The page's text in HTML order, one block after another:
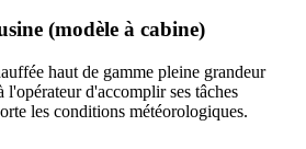
(modèle à cabine)
haut de gamme pleine grandeur
l'opérateur d'accomplir ses tâches
les conditions météorologiques.